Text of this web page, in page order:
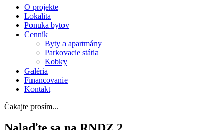
O projekte
Lokalita
Ponuka bytov
Cenník
Byty a apartmány
Parkovacie státia
Kobky
Galéria
Financovanie
Kontakt
Čakajte prosím...